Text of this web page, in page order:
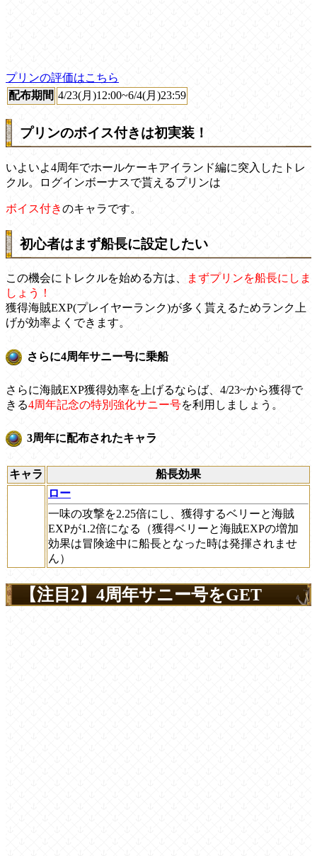
プリンの評価はこちら
配布期間 4/23(月)12:00~6/4(月)23:59
プリンのボイス付きは初実装！
いよいよ4周年でホールケーキアイランド編に突入したトレ
クル。ログインボーナスで貰えるプリンは
ボイス付きのキャラです。
初心者はまず船長に設定したい
この機会にトレクルを始める方は、
まずプリンを船長にしま
しょう！
獲得海賊EXP(プレイヤーランク)が多く貰えるためランク上
げが効率よくできます。
さらに4周年サニー号に乗船
さらに海賊EXP獲得効率を上げるならば、4/23~から獲得で
きる4周年記念の特別強化サニー号を利用しましょう。
3周年に配布されたキャラ
キャラ
船長効果
ロー
一味の攻撃を2.25倍にし、獲得するベリーと海賊
EXPが1.2倍になる（獲得ベリーと海賊EXPの増加
効果は冒険途中に船長となった時は発揮されませ
ん）
【注目2】4周年サニー号をGET